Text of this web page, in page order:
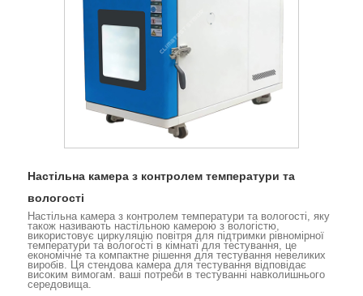
Настільна камера з контролем температури та
вологості
Настільна камера з контролем температури та вологості, яку
також називають настільною камерою з вологістю,
використовує циркуляцію повітря для підтримки рівномірної
температури та вологості в кімнаті для тестування, це
економічне та компактне рішення для тестування невеликих
виробів. Ця стендова камера для тестування відповідає
високим вимогам. ваші потреби в тестуванні навколишнього
середовища.